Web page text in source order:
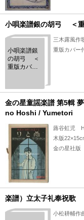
小唄楽譜銀の胡弓 ＜
小唄楽譜銀
の胡弓 ＜
重版カバー
三木露風作
重版カバー
金の星童謡楽譜 第5輯
no Hoshi / Yumetori
蕗谷虹児
木版
金の星社版
楽譜）立太子礼奉祝歌
小松耕輔作